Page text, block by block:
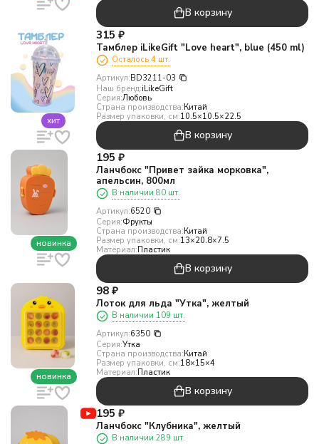
В корзину
хит
315 ₽
Тамблер iLikeGift "Love heart", blue (450 ml)
Осталось 4 шт.
Артикул:BD3211-03
Наш бренд:iLikeGift
Серия:Любовь
Страна производства:Китай
Размер упаковки, см:10.5×10.5×22.5
В корзину
новинка
195 ₽
Ланчбокс "Привет зайка морковка",
апельсин, 800мл
В наличии 80 шт.
Артикул:6520
Серия:Фрукты
Страна производства:Китай
Размер упаковки, см:13×20.8×7.5
Материал:Пластик
В корзину
новинка
98 ₽
Лоток для льда "Утка", желтый
В наличии 109 шт.
Артикул:6350
Серия:Утка
Страна производства:Китай
Размер упаковки, см:18×15×4
Материал:Пластик
В корзину
195 ₽
Ланчбокс "Клубника", желтый
В наличии 289 шт.